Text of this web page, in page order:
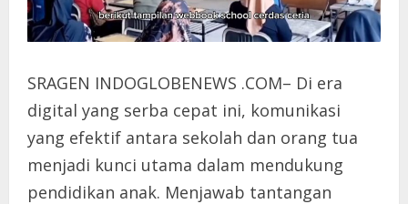
SRAGEN INDOGLOBENEWS .COM– Di era
digital yang serba cepat ini, komunikasi
yang efektif antara sekolah dan orang tua
menjadi kunci utama dalam mendukung
pendidikan anak. Menjawab tantangan